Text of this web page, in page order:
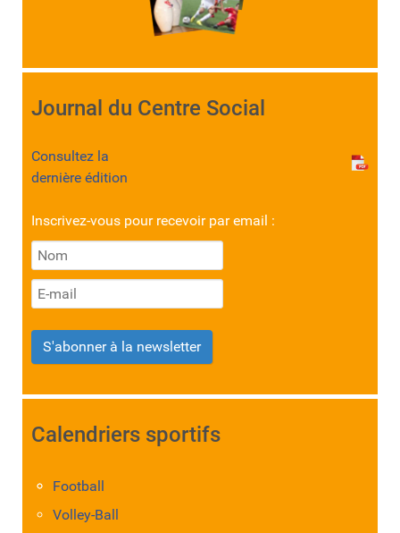
Journal du Centre Social
Consultez la
dernière édition
Inscrivez-vous pour recevoir par email :
S'abonner à la newsletter
Calendriers sportifs
Football
Volley-Ball